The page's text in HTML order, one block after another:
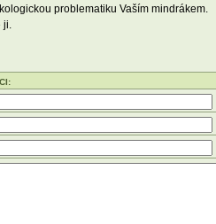
problematiku Vaším mindrákem.
ji.